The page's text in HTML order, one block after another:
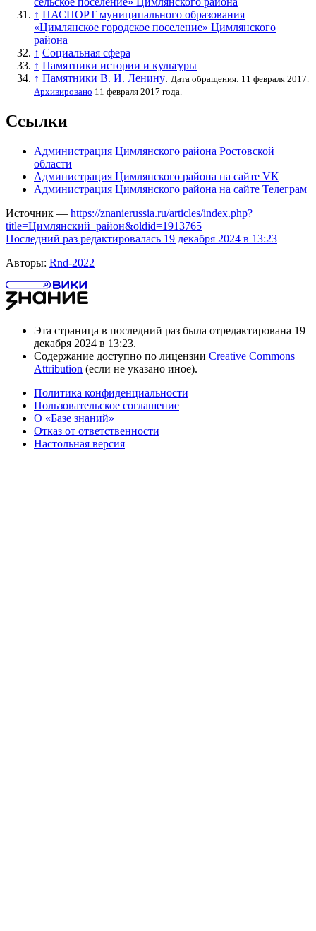
↑ ПАСПОРТ муниципального образования
«Цимлянское городское поселение» Цимлянского
района
↑ Социальная сфера
↑ Памятники истории и культуры
↑ Памятники В. И. Ленину. Дата обращения: 11 февраля 2017.
Архивировано 11 февраля 2017 года.
Ссылки
Администрация Цимлянского района Ростовской
области
Администрация Цимлянского района на сайте VK
Администрация Цимлянского района на сайте Телеграм
Источник — https://znanierussia.ru/articles/index.php?
title=Цимлянский_район&oldid=1913765
Последний раз редактировалась 19 декабря 2024 в 13:23
Авторы: Rnd-2022
Эта страница в последний раз была отредактирована 19
декабря 2024 в 13:23.
Содержание доступно по лицензии Creative Commons
Attribution (если не указано иное).
Политика конфиденциальности
Пользовательское соглашение
О «Базе знаний»
Отказ от ответственности
Настольная версия